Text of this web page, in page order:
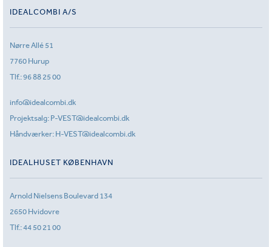
IDEALCOMBI A/S
Nørre Allé 51
7760 Hurup
Tlf.:96 88 25 00
info@idealcombi.dk
Projektsalg: P-VEST@idealcombi.dk
Håndværker: H-VEST@idealcombi.dk
IDEALHUSET KØBENHAVN
Arnold Nielsens Boulevard 134
2650 Hvidovre
Tlf.:44 50 21 00